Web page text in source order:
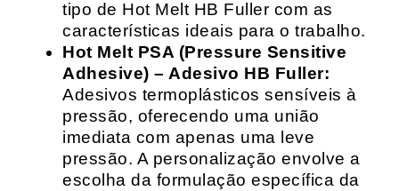
tipo de Hot Melt HB Fuller com as
características ideais para o trabalho.
Hot Melt PSA (Pressure Sensitive
Adhesive) – Adesivo HB Fuller:
Adesivos termoplásticos sensíveis à
pressão, oferecendo uma união
imediata com apenas uma leve
pressão. A personalização envolve a
escolha da formulação específica da